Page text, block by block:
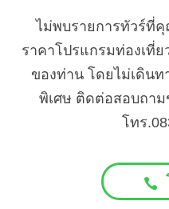
ไม่พบรายการทัวร์ที่คุ
ราคาโปรแกรมท่องเที่
ของท่าน โดยไม่เดิน
พิเศษ ติดต่อสอบถาม
โทร